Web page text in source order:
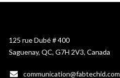
125 rue Dubé # 400
Saguenay, QC, G7H 2V3, Canada
communication@fabtechid.com